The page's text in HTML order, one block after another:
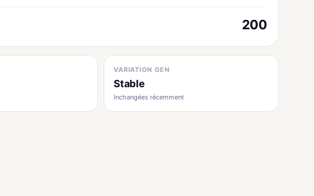
200
VARIATION GEN
Stable
Inchangées récemment